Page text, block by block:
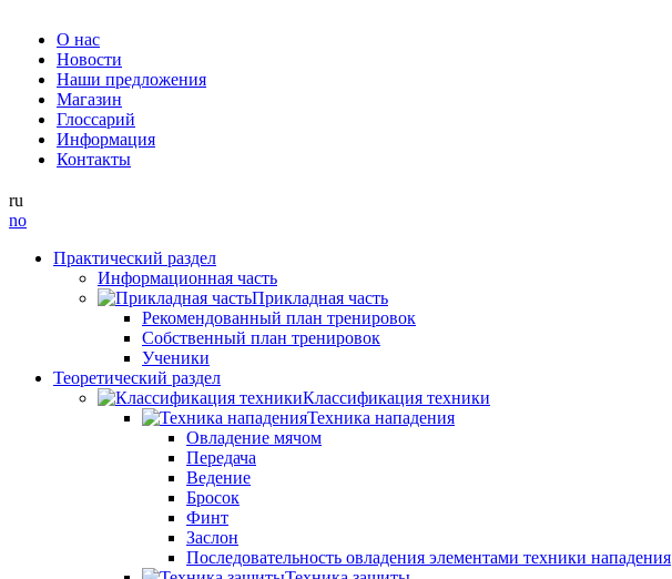
О нас
Новости
Наши предложения
Магазин
Глоссарий
Информация
Контакты
ru
no
Практический раздел
Информационная часть
Прикладная часть
Рекомендованный план тренировок
Собственный план тренировок
Ученики
Теоретический раздел
Классификация техники
Техника нападения
Овладение мячом
Передача
Ведение
Бросок
Финт
Заслон
Последовательность овладения элементами техники нападения